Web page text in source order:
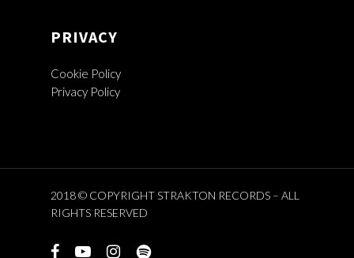
PRIVACY
Cookie Policy
Privacy Policy
2018 © COPYRIGHT STRAKTON RECORDS – ALL
RIGHTS RESERVED
facebookyoutubeinstagram
spotify